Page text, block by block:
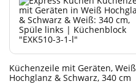
Küchenzeile mit Geräten, Weiß
Hochglanz & Schwarz, 340 cm